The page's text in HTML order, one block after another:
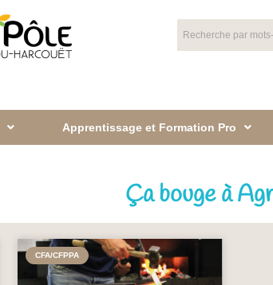
Apprentissage et Formation Pro
Ça bouge à
CFA/CFPPA